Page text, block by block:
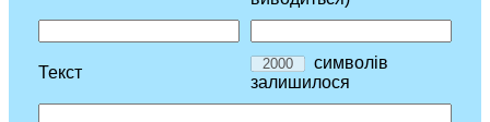
Текст
символів
залишилося